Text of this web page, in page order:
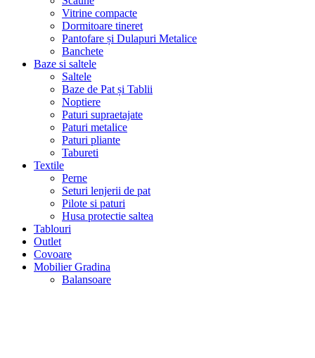
Vitrine compacte
Dormitoare tineret
Pantofare și Dulapuri Metalice
Banchete
Baze si saltele
Saltele
Baze de Pat și Tablii
Noptiere
Paturi supraetajate
Paturi metalice
Paturi pliante
Tabureti
Textile
Perne
Seturi lenjerii de pat
Pilote si paturi
Husa protectie saltea
Tablouri
Outlet
Covoare
Mobilier Gradina
Balansoare